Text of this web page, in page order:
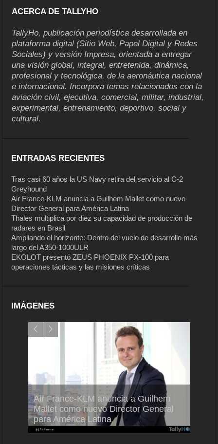
ACERCA DE TALLYHO
TallyHo, publicación periodística desarrollada en
plataforma digital (Sitio Web, Papel Digital y Redes
Sociales) y versión Impresa, orientada a entregar
una visión global, integral, entretenida, dinámica,
profesional y tecnológica, de la aeronáutica nacional
e internacional. Incorpora temas relacionados con la
aviación civil, ejecutiva, comercial, militar, industrial,
experimental, entrenamiento, deportivo, social y
cultural.
ENTRADAS RECIENTES
Tras casi 60 años la US Navy retira del servicio al C-2
Greyhound
Air France-KLM anuncia a Guilhem Mallet como nuevo
Director General para América Latina
Thales multiplica por diez su capacidad de producción de
radares en Brasil
Ampliando el horizonte: Dentro del vuelo de desarrollo más
largo del A350-1000ULR
EKOLOT presentó ZEUS PHOENIX PX-100 para
operaciones tácticas y las misiones críticas
IMÁGENES
Air France-KLM anuncia a Guilhem
Mallet como nuevo Director General
para América Latina